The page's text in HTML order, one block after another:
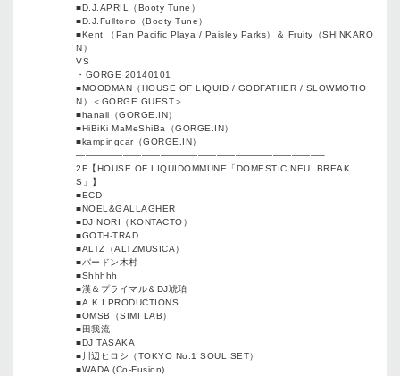
■D.J.APRIL（Booty Tune）
■D.J.Fulltono（Booty Tune）
■Kent （Pan Pacific Playa / Paisley Parks）＆ Fruity（SHINKARO
N）
VS
・GORGE 20140101
■MOODMAN（HOUSE OF LIQUID / GODFATHER / SLOWMOTIO
N）＜GORGE GUEST＞
■hanali（GORGE.IN）
■HiBiKi MaMeShiBa（GORGE.IN）
■kampingcar（GORGE.IN）
——————————————————————————–
2F【HOUSE OF LIQUIDOMMUNE「DOMESTIC NEU! BREAK
S」】
■ECD
■NOEL&GALLAGHER
■DJ NORI（KONTACTO）
■GOTH-TRAD
■ALTZ（ALTZMUSICA）
■パードン木村
■Shhhhh
■漢＆プライマル＆DJ琥珀
■A.K.I.PRODUCTIONS
■OMSB（SIMI LAB）
■田我流
■DJ TASAKA
■川辺ヒロシ（TOKYO No.1 SOUL SET）
■WADA (Co-Fusion)